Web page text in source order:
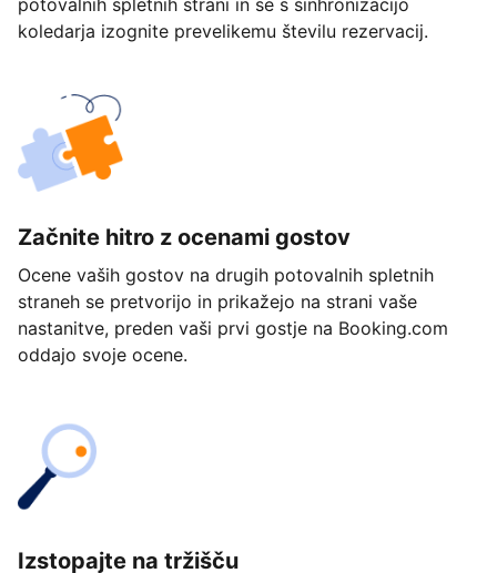
potovalnih spletnih strani in se s sinhronizacijo
koledarja izognite prevelikemu številu rezervacij.
Začnite hitro z ocenami gostov
Ocene vaših gostov na drugih potovalnih spletnih
straneh se pretvorijo in prikažejo na strani vaše
nastanitve, preden vaši prvi gostje na Booking.com
oddajo svoje ocene.
Izstopajte na tržišču